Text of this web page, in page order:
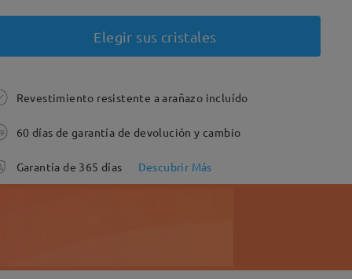
Elegir sus cristales
Revestimiento resistente a arañazo incluído
60 días de garantía de devolución y cambio
Garantía de 365 días Descubrir Más